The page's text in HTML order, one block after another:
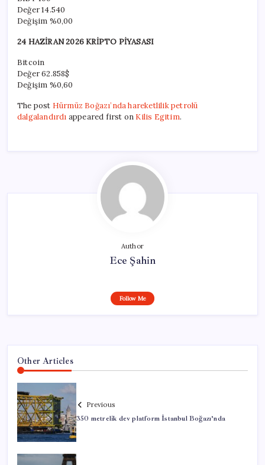
Değer14.540
Değişim %0,00
24 HAZİRAN 2026 KRİPTO PİYASASI
Bitcoin
Değer62.858$
Değişim %0,60
The post Hürmüz Boğazı’nda hareketlilik petrolü
dalgalandırdı appeared first on Kilis Egitim.
Author
Ece Şahin
Follow Me
Other Articles
Previous
350 metrelik dev platform İstanbul Boğazı’nda